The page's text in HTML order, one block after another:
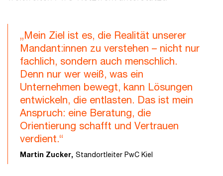
„Mein Ziel ist es, die Realität unserer
Mandant:innen zu verstehen – nicht nur
fachlich, sondern auch menschlich.
Denn nur wer weiß, was ein
Unternehmen bewegt, kann Lösungen
entwickeln, die entlasten. Das ist mein
Anspruch: eine Beratung, die
Orientierung schafft und Vertrauen
verdient.“
Martin Zucker, Standortleiter PwC Kiel